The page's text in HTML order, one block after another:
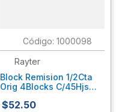
: 1000098
Rayter
Block Remision 1/2Cta
Orig 4Blocks C/45Hjs
$52.50